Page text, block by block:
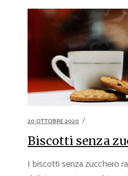
20 OTTOBRE 2020
Biscotti senza
I biscotti senza zucchero